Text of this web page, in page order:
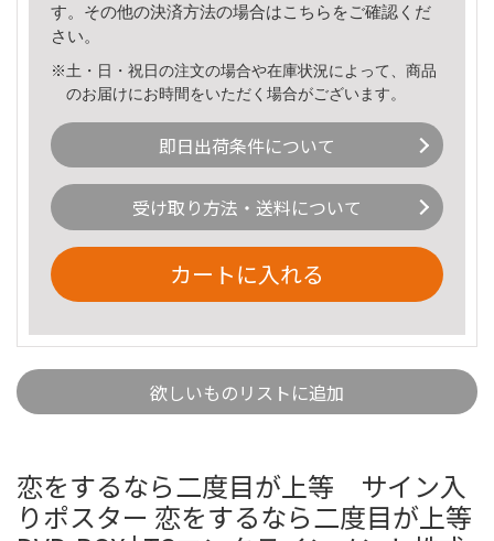
す。その他の決済方法の場合はこちら をご確認くだ
さい。
※土・日・祝日の注文の場合や在庫状況によって、商品
のお届けにお時間をいただく場合がございます。
即日出荷条件について
受け取り方法・送料について
カートに入れる
欲しいものリストに追加
恋をするなら二度目が上等 サイン入
りポスター 恋をするなら二度目が上等